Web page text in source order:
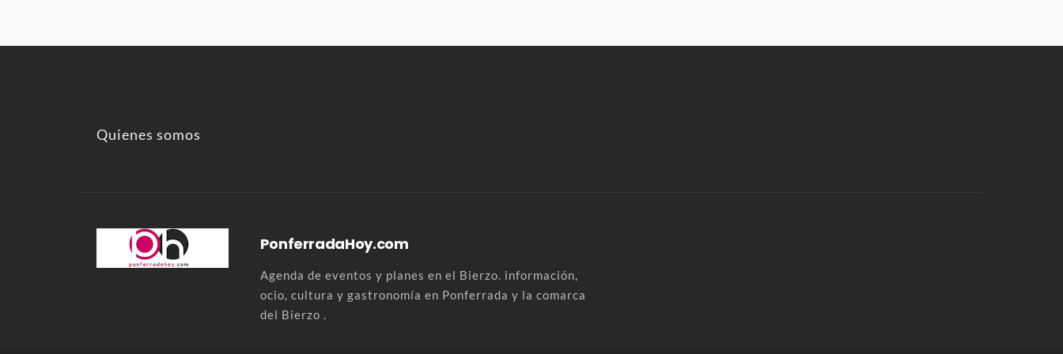
Quienes somos
PonferradaHoy.com
Agenda de eventos y planes en el Bierzo. información,
ocio, cultura y gastronomía en Ponferrada y la comarca
del Bierzo .